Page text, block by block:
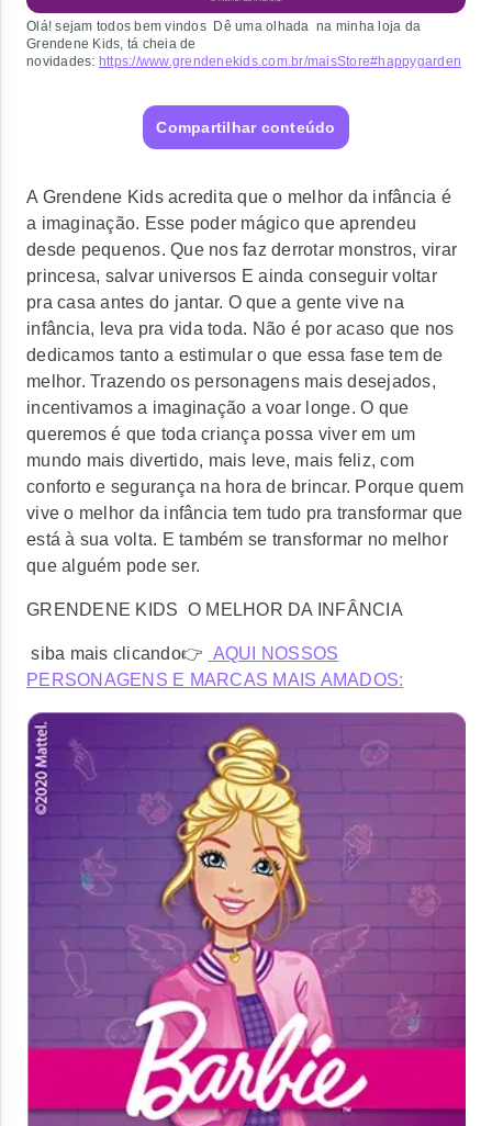
Olá! sejam todos bem vindos Dê uma olhada na minha loja da
Grendene Kids, tá cheia de
novidades: https://www.grendenekids.com.br/maisStore#happygarden
Compartilhar conteúdo
A Grendene Kids acredita que o melhor da infância é
a imaginação. Esse poder mágico que aprendeu
desde pequenos. Que nos faz derrotar monstros, virar
princesa, salvar universos E ainda conseguir voltar
pra casa antes do jantar. O que a gente vive na
infância, leva pra vida toda. Não é por acaso que nos
dedicamos tanto a estimular o que essa fase tem de
melhor. Trazendo os personagens mais desejados,
incentivamos a imaginação a voar longe. O que
queremos é que toda criança possa viver em um
mundo mais divertido, mais leve, mais feliz, com
conforto e segurança na hora de brincar. Porque quem
vive o melhor da infância tem tudo pra transformar que
está à sua volta. E também se transformar no melhor
que alguém pode ser.
GRENDENE KIDS O MELHOR DA INFÂNCIA
siba mais clicando👉 AQUI NOSSOS
PERSONAGENS E MARCAS MAIS AMADOS: